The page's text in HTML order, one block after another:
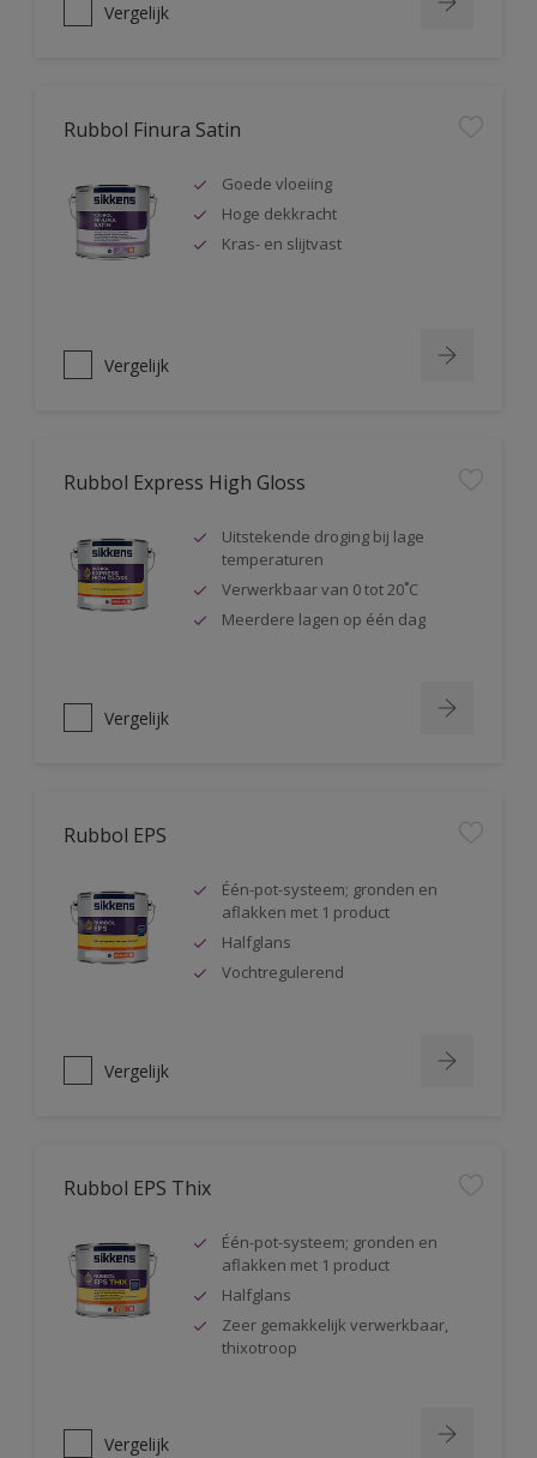
Vergelijk
Rubbol Finura Satin
Goede vloeiing
Hoge dekkracht
Kras- en slijtvast
Vergelijk
Rubbol Express High Gloss
Uitstekende droging bij lage
temperaturen
Verwerkbaar van 0 tot 20˚C
Meerdere lagen op één dag
Vergelijk
Rubbol EPS
Één-pot-systeem; gronden en
aflakken met 1 product
Halfglans
Vochtregulerend
Vergelijk
Rubbol EPS Thix
Één-pot-systeem; gronden en
aflakken met 1 product
Halfglans
Zeer gemakkelijk verwerkbaar,
thixotroop
Vergelijk